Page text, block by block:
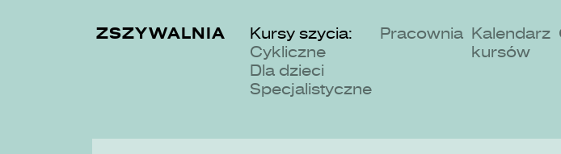
ZSZYWALNIA
Kursy szycia:
Cykliczne
Dla dzieci
Specjalistyczne
Pracownia Kalendarz
kursów